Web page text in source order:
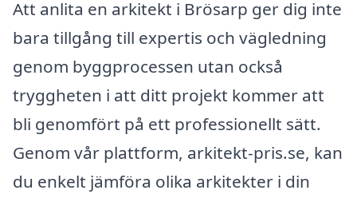
Att anlita en arkitekt i Brösarp ger dig inte
bara tillgång till expertis och vägledning
genom byggprocessen utan också
tryggheten i att ditt projekt kommer att
bli genomfört på ett professionellt sätt.
Genom vår plattform, arkitekt-pris.se, kan
du enkelt jämföra olika arkitekter i din